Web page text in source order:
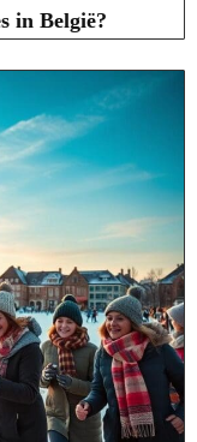
in België?